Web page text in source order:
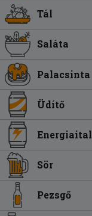
Tál
Saláta
Palacsinta
Üdítő
Energiaital
Sör
Pezsgő